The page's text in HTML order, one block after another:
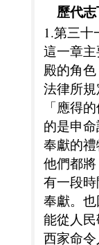
歷代
1.第三十
這一章
殿的角
法律所
「應得
的是申
奉獻的
他們都
有一段
奉獻。
能從人
西家命